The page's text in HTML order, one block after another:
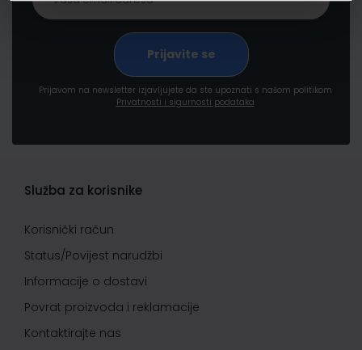
Prijavom na newsletter izjavljujete da ste upoznati s našom politikom
Privatnosti i sigurnosti podataka
Služba za korisnike
Korisnički račun
Status/Povijest narudžbi
Informacije o dostavi
Povrat proizvoda i reklamacije
Kontaktirajte nas